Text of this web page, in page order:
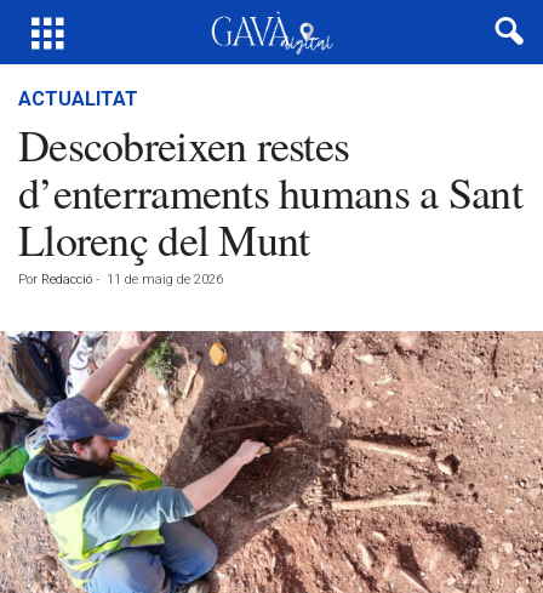
ACTUALITAT
Descobreixen restes
d’enterraments humans a Sant
Llorenç del Munt
Por Redacció - 11 de maig de 2026